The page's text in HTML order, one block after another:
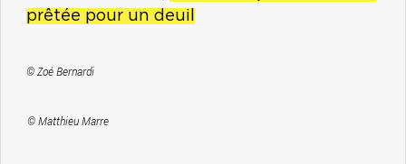
prêtée pour un deuil
© Zoé Bernardi
© Matthieu Marre